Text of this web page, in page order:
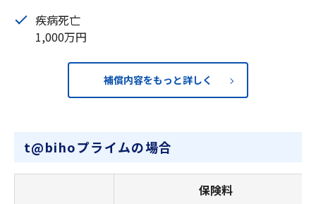
疾病死亡
1,000万円
補償内容をもっと詳しく
t@bihoプライムの場合
保険料